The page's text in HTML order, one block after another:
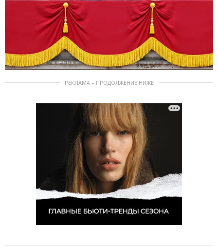
РЕКЛАМА – ПРОДОЛЖЕНИЕ НИЖЕ